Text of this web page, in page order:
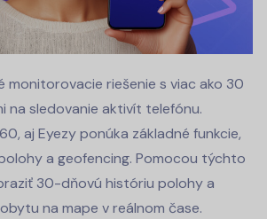
monitorovacie riešenie s viac ako 30
na sledovanie aktivít telefónu.
aj Eyezy ponúka základné funkcie,
a geofencing. Pomocou týchto
30-dňovú históriu polohy a
na mape v reálnom čase.